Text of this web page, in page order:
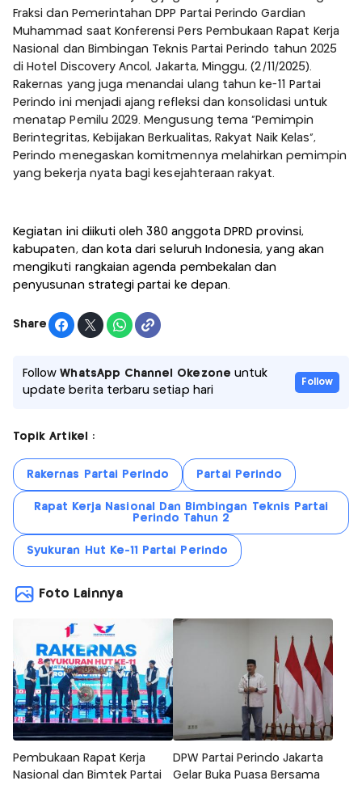
Fraksi dan Pemerintahan DPP Partai Perindo Gardian
Muhammad saat Konferensi Pers Pembukaan Rapat Kerja
Nasional dan Bimbingan Teknis Partai Perindo tahun 2025
di Hotel Discovery Ancol, Jakarta, Minggu, (2/11/2025).
Rakernas yang juga menandai ulang tahun ke-11 Partai
Perindo ini menjadi ajang refleksi dan konsolidasi untuk
menatap Pemilu 2029. Mengusung tema “Pemimpin
Berintegritas, Kebijakan Berkualitas, Rakyat Naik Kelas”,
Perindo menegaskan komitmennya melahirkan pemimpin
yang bekerja nyata bagi kesejahteraan rakyat.
Kegiatan ini diikuti oleh 380 anggota DPRD provinsi,
kabupaten, dan kota dari seluruh Indonesia, yang akan
mengikuti rangkaian agenda pembekalan dan
penyusunan strategi partai ke depan.
Share
FollowWhatsApp Channel Okezone untuk
update berita terbaru setiap hari
Follow
Topik Artikel :
Rakernas Partai Perindo Partai Perindo
Rapat Kerja Nasional Dan Bimbingan Teknis Partai
Perindo Tahun 2
Syukuran Hut Ke-11 Partai Perindo
Foto Lainnya
Pembukaan Rapat Kerja
Nasional dan Bimtek Partai
DPW Partai Perindo Jakarta
Gelar Buka Puasa Bersama